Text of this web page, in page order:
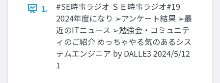
1.
#SE時事ラジオ ＳＥ時事ラジオ#19
2024年度になり ➢アンケート結果 ➢最
近のITニュース ➢勉強会・コミュニテ
ィのご紹介 めっちゃやる気のあるシス
テムエンジニア by DALLE3 2024/5/12
1